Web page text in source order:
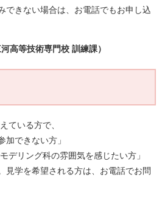
できない場合は、お電話でもお申し込
高等技術専門校 訓練課）
ている方で、
加できない方」
デリング科の雰囲気を感じたい方」
見学を希望される方は、お電話でお問